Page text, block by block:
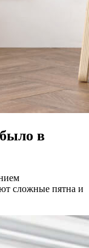
в
сложные пятна и